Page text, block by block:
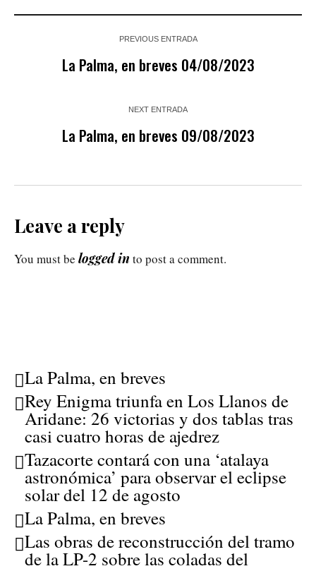
PREVIOUS ENTRADA
La Palma, en breves 04/08/2023
NEXT ENTRADA
La Palma, en breves 09/08/2023
Leave a reply
You must be logged in to post a comment.
La Palma, en breves
Rey Enigma triunfa en Los Llanos de
Aridane: 26 victorias y dos tablas tras
casi cuatro horas de ajedrez
Tazacorte contará con una ‘atalaya
astronómica’ para observar el eclipse
solar del 12 de agosto
La Palma, en breves
Las obras de reconstrucción del tramo
de la LP-2 sobre las coladas del